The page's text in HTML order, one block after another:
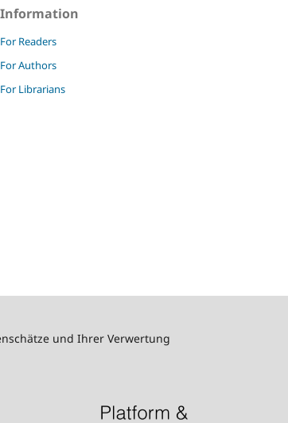
Information
For Readers
For Authors
For Librarians
und Ihrer Verwertung